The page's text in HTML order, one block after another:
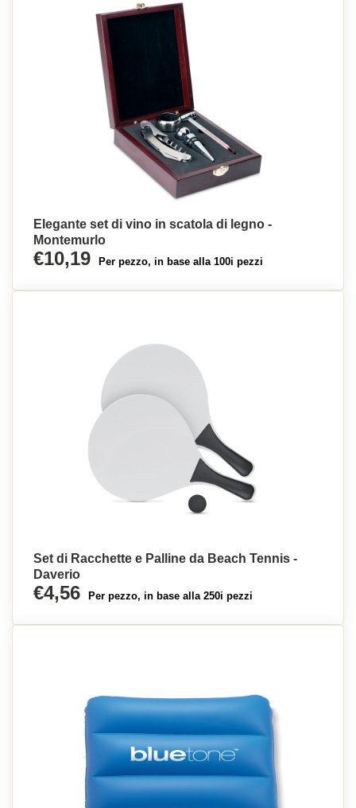
Elegante set di vino in scatola di legno -
Montemurlo
€10,19 Per pezzo, in base alla 100i pezzi
Set di Racchette e Palline da Beach Tennis -
Daverio
€4,56 Per pezzo, in base alla 250i pezzi